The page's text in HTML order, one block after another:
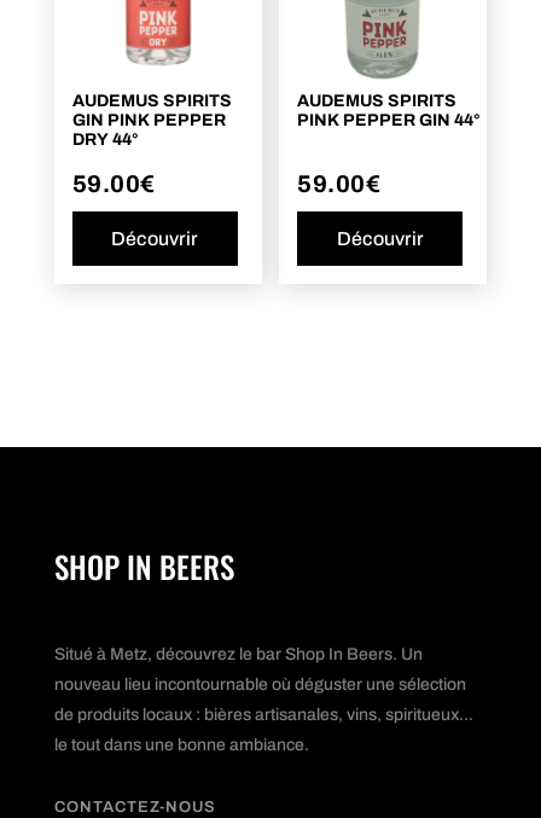
AUDEMUS SPIRITS
GIN PINK PEPPER
DRY 44°
59.00€
Découvrir
AUDEMUS SPIRITS
PINK PEPPER GIN 44°
59.00€
Découvrir
SHOP IN BEERS
Situé à Metz, découvrez le bar Shop In Beers. Un
nouveau lieu incontournable où déguster une sélection
de produits locaux : bières artisanales, vins, spiritueux...
le tout dans une bonne ambiance.
CONTACTEZ-NOUS